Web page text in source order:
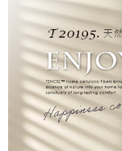
是否繳費成功／繳費
客戶支援中心」https://
【注意事項】
１．透過由恩沛科技
易，需依本服務之必要
權轉讓予恩沛科技股份
２．關於個人資料處理
https://aftee.tw/terms/
３．未成年的使用者請
每筆NT$60，滿
宅配
每筆NT$100，滿
離島宅配
每筆NT$100，滿